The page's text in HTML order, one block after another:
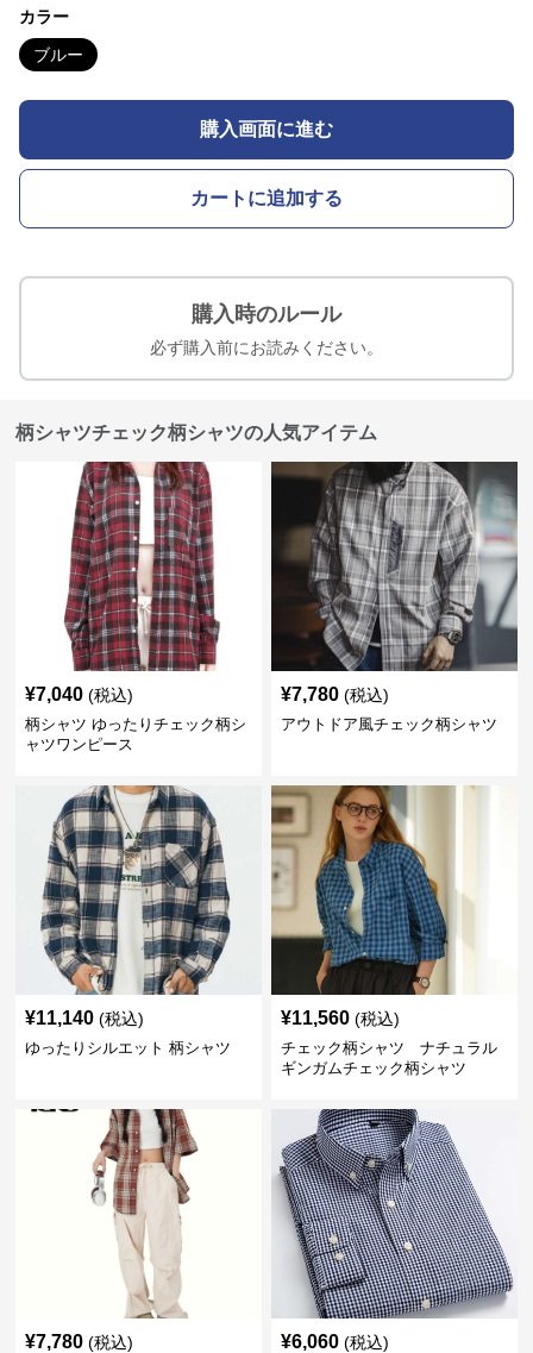
カラー
ブルー
購入画面に進む
カートに追加する
購入時のルール
必ず購入前にお読みください。
柄シャツチェック柄シャツの人気アイテム
¥7,040 (税込)
柄シャツ ゆったりチェック柄シ
ャツワンピース
¥7,780 (税込)
アウトドア風チェック柄シャツ
¥11,140 (税込)
ゆったりシルエット 柄シャツ
¥11,560 (税込)
チェック柄シャツ ナチュラル
ギンガムチェック柄シャツ
¥7,780 (税込) ¥6,060 (税込)